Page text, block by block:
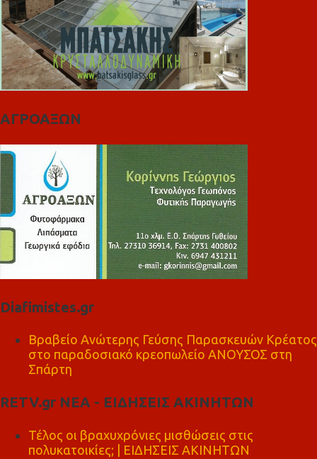
ΑΓΡΟΑΞΩΝ
Diafimistes.gr
Βραβείο Ανώτερης Γεύσης Παρασκευών Κρέατος
στο παραδοσιακό κρεοπωλείο ΑΝΟΥΣΟΣ στη
Σπάρτη
RETV.gr ΝΕΑ - ΕΙΔΗΣΕΙΣ ΑΚΙΝΗΤΩΝ
Τέλος οι βραχυχρόνιες μισθώσεις στις
πολυκατοικίες; | ΕΙΔΗΣΕΙΣ ΑΚΙΝΗΤΩΝ